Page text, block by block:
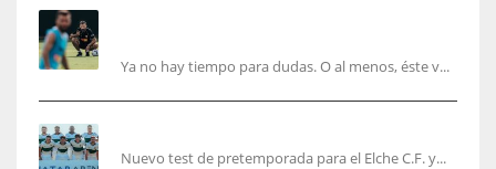
Ya no hay tiempo para dudas. O al menos, éste v...
Nuevo test de pretemporada para el Elche C.F. y...